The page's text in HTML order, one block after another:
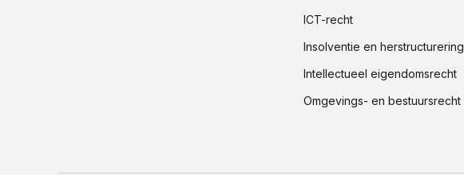
ICT-recht
Insolventie en herstructurering
Intellectueel eigendomsrecht
Omgevings- en bestuursrecht